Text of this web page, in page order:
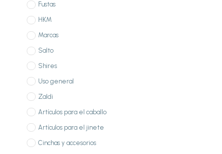
Fustas
HKM
Marcas
Salto
Shires
Uso general
Zaldi
Artículos para el caballo
Artículos para el jinete
Cinchas y accesorios